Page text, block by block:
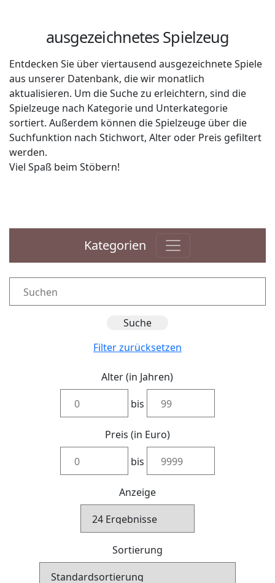
ausgezeichnetes Spielzeug
Entdecken Sie über viertausend ausgezeichnete Spiele
aus unserer Datenbank, die wir monatlich
aktualisieren. Um die Suche zu erleichtern, sind die
Spielzeuge nach Kategorie und Unterkategorie
sortiert. Außerdem können die Spielzeuge über die
Suchfunktion nach Stichwort, Alter oder Preis gefiltert
werden.
Viel Spaß beim Stöbern!
Kategorien
Filter zurücksetzen
Alter (in Jahren)
bis
Preis (in Euro)
bis
Anzeige
Sortierung